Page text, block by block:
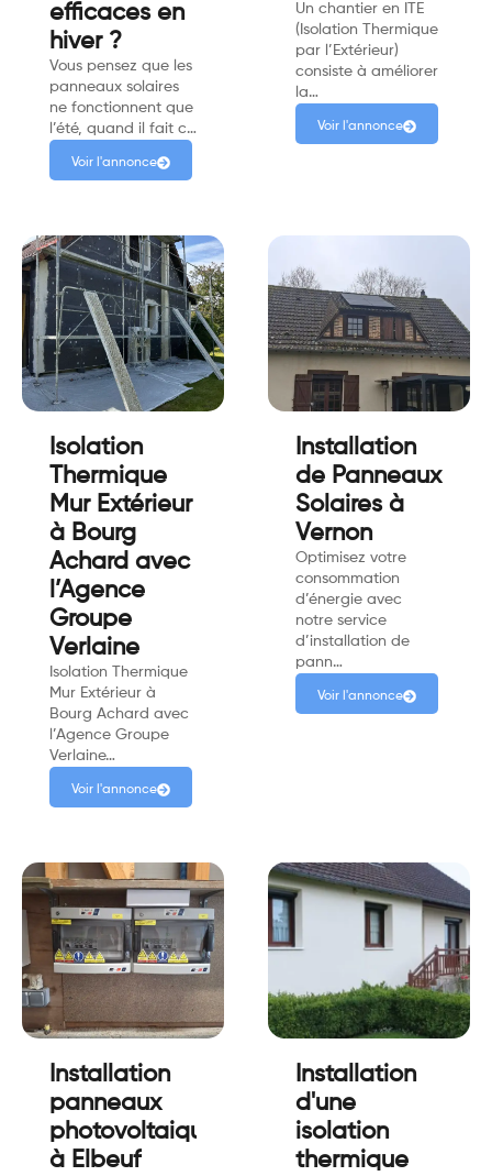
efficaces en
hiver ?
Vous pensez que les
panneaux solaires
ne fonctionnent que
l’été, quand il fait c…
Voir l'annonce
Un chantier en ITE
(Isolation Thermique
par l’Extérieur)
consiste à améliorer
la…
Voir l'annonce
Isolation
Thermique
Mur Extérieur
à Bourg
Achard avec
l’Agence
Groupe
Verlaine
Isolation Thermique
Mur Extérieur à
Bourg Achard avec
l’Agence Groupe
Verlaine…
Voir l'annonce
Installation
de Panneaux
Solaires à
Vernon
Optimisez votre
consommation
d’énergie avec
notre service
d’installation de
pann…
Voir l'annonce
Installation
panneaux
photovoltaiques
à Elbeuf
Installation
d'une
isolation
thermique